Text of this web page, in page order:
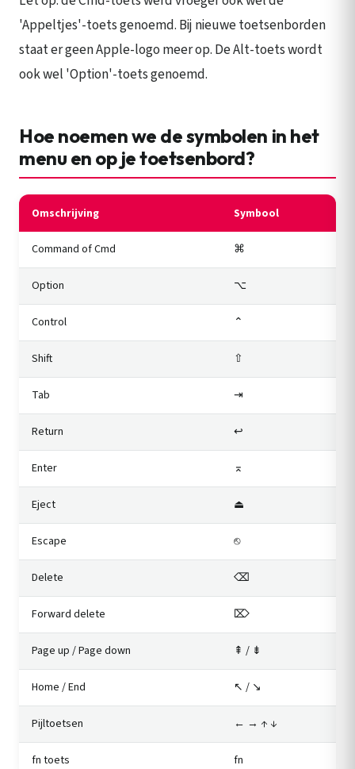
'Appeltjes'-toets genoemd. Bij nieuwe toetsenborden
staat er geen Apple-logo meer op. De Alt-toets wordt
ook wel 'Option'-toets genoemd.
Hoe noemen we de symbolen in het
menu en op je toetsenbord?
Omschrijving Symbool
Command of Cmd ⌘
Option ⌥
Control ⌃
Shift ⇧
Tab ⇥
Return ↩
Enter ⌅
Eject ⏏
Escape ⎋
Delete ⌫
Forward delete ⌦
Page up / Page down ⇞ / ⇟
Home / End ↖ / ↘
Pijltoetsen ← → ↑ ↓
fn toets fn